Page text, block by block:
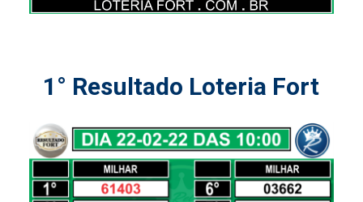
1° Resultado Loteria Fort